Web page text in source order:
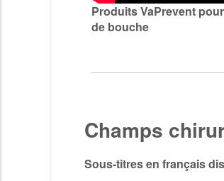
Produits VaPrevent
de bouche
Champs
Sous-titres en français